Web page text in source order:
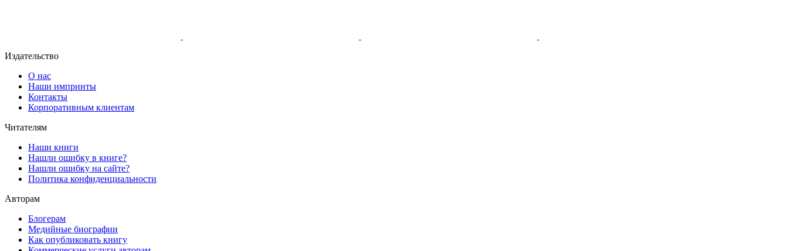
Издательство
О нас
Наши импринты
Контакты
Корпоративным клиентам
Читателям
Наши книги
Нашли ошибку в книге?
Нашли ошибку на сайте?
Политика конфиденциальности
Авторам
Блогерам
Медийные биографии
Как опубликовать книгу